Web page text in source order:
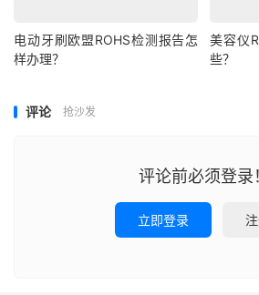
电动牙刷欧盟ROHS检测报告怎
样办理？
美容仪
些？
评论 抢沙发
评论前必须登录
立即登录